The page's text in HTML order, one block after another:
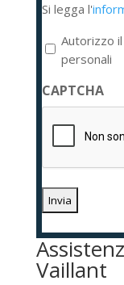
legga
sulla
privacy
*
Si legga l'
Autorizzo
personali
CAPTCHA
Vaillant